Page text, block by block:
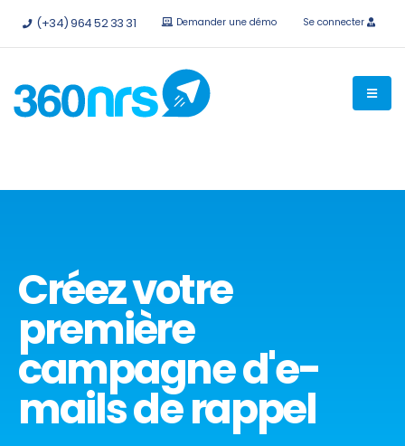
Essayez-le gratuitement sans engagementAPI et
(+34) 964 52 33 31 Demander une démo Se connecter
Créez votre
première
campagne d'e-
mails de rappel